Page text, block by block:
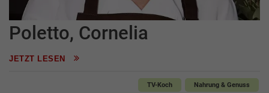
Poletto, Cornelia
JETZT LESEN
TV-Koch Nahrung & Genuss